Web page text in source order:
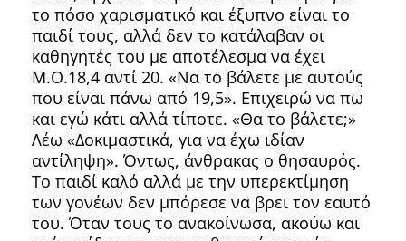
το πόσο χαρισματικό και έξυπνο είναι το
παιδί τους, αλλά δεν το κατάλαβαν οι
καθηγητές του με αποτέλεσμα να έχει
Μ.Ο.18,4 αντί 20. «Να το βάλετε με αυτούς
που είναι πάνω από 19,5». Επιχειρώ να πω
και εγώ κάτι αλλά τίποτε. «Θα το βάλετε;»
Λέω «Δοκιμαστικά, για να έχω ιδίαν
αντίληψη». Όντως, άνθρακας ο θησαυρός.
Το παιδί καλό αλλά με την υπερεκτίμηση
των γονέων δεν μπόρεσε να βρει τον εαυτό
του. Όταν τους το ανακοίνωσα, ακούω και